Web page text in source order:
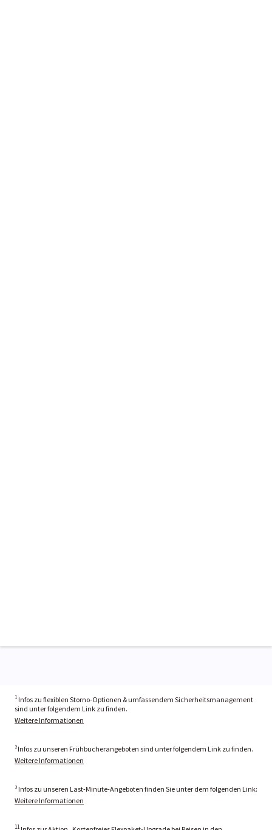
1 Infos zu flexiblen Storno-Optionen & umfassendem Sicherheitsmanagement
sind unter folgendem Link zu finden.
Weitere Informationen
²Infos zu unseren Frühbucherangeboten sind unter folgendem Link zu finden.
Weitere Informationen
³ Infos zu unseren Last-Minute-Angeboten finden Sie unter dem folgenden Link:
Weitere Informationen
11